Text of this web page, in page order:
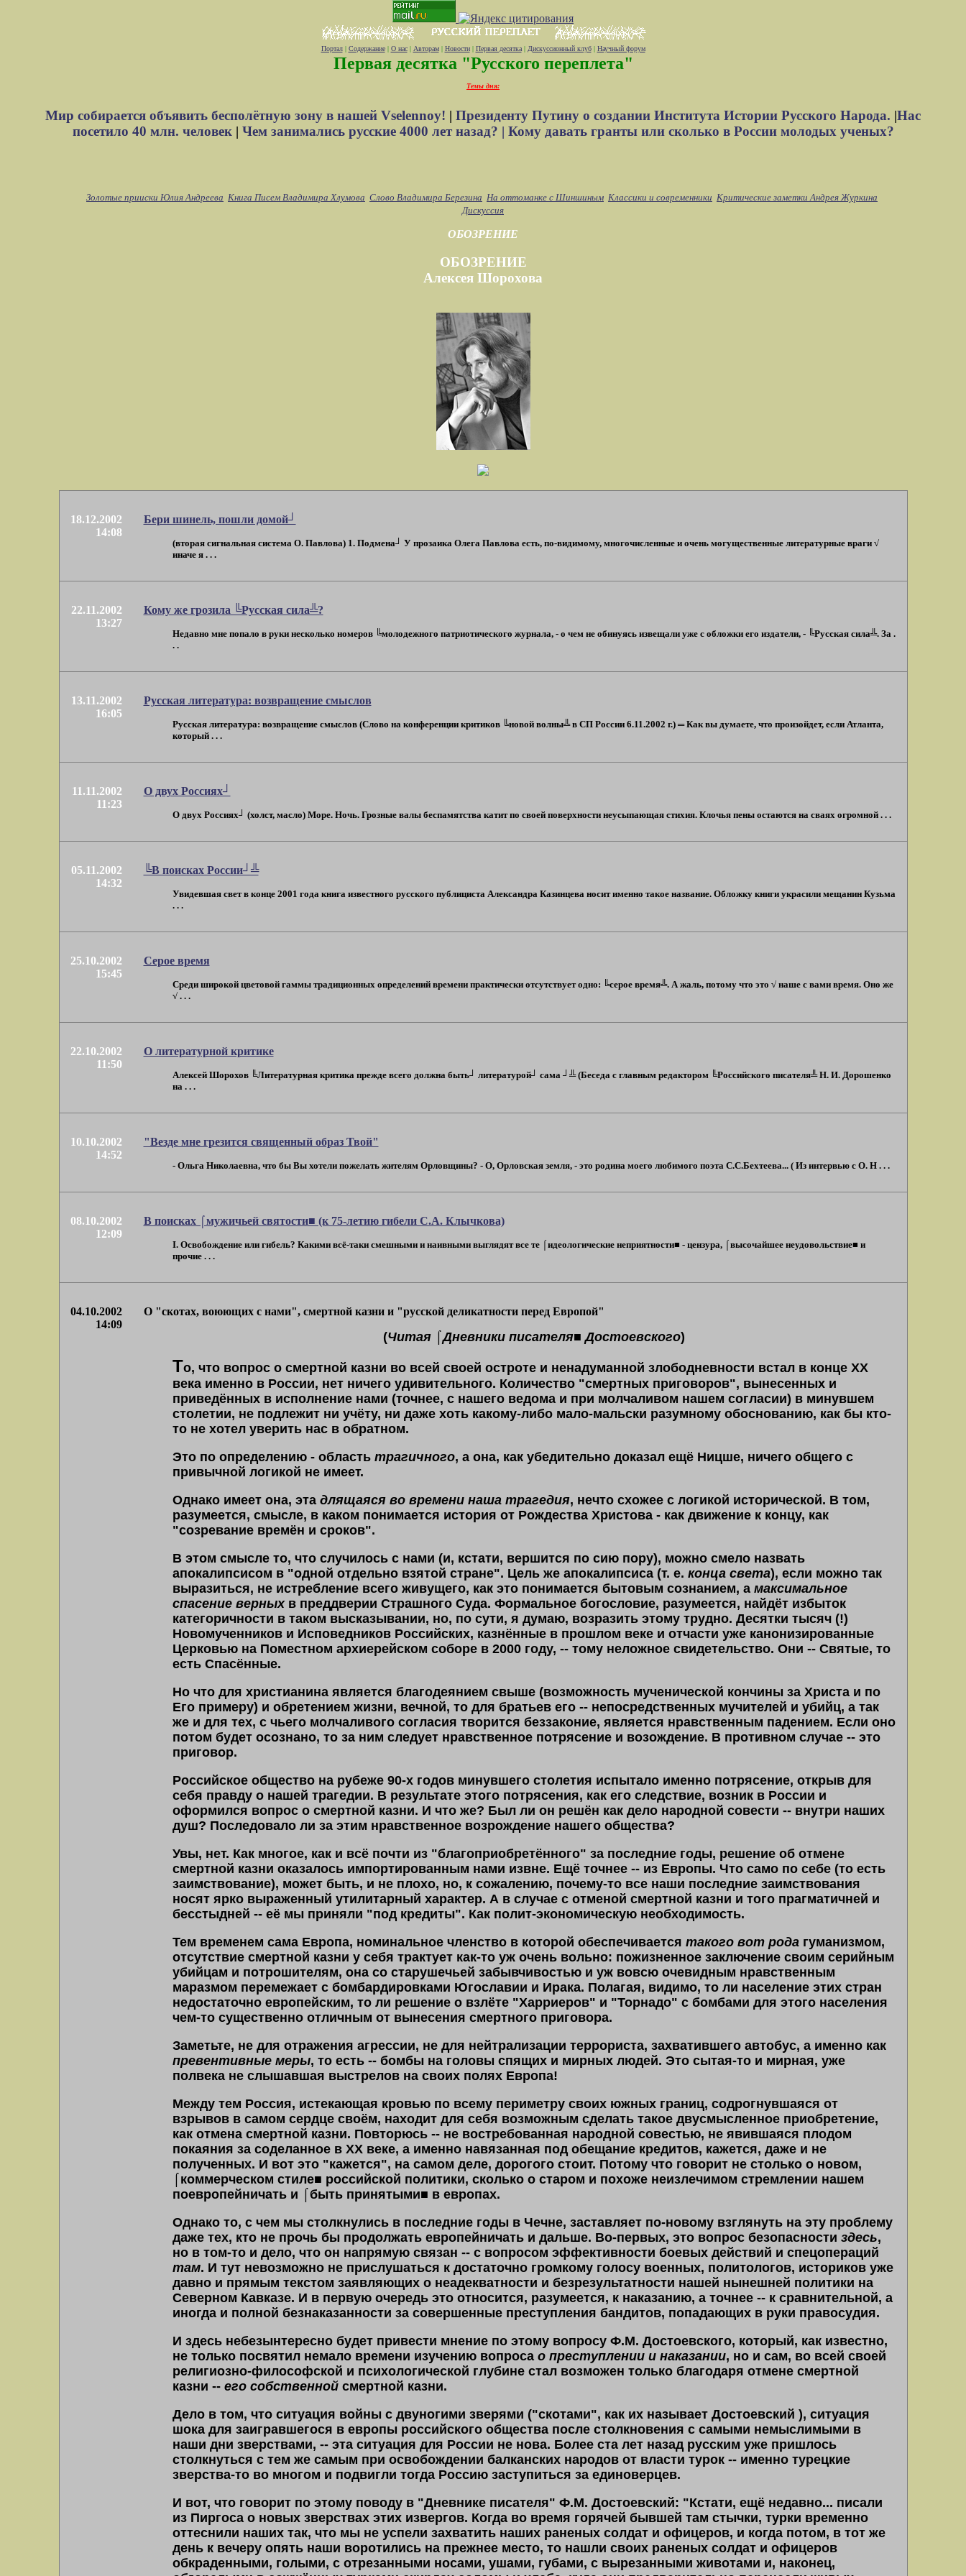
Портал| Содержание| О нас| Авторам| Новости| Первая десятка| Дискуссионный клуб| Научный форум
Первая десятка "Русского переплета"
Темы дня:
Мир собирается объявить бесполётную зону в нашей Vselennoy! | Президенту Путину о создании Института Истории Русского Народа. |Нас
посетило 40 млн. человек| Чем занимались русские 4000 лет назад? | Кому давать гранты или сколько в России молодых ученых?
Золотые прииски Юлия Андреева Книга Писем Владимира Хлумова Слово Владимира Березина На оттоманке с Шиншиным Классики и современники Критические заметки Андрея Журкина
Дискуссия
ОБОЗРЕНИЕ
ОБОЗРЕНИЕ
Алексея Шорохова
18.12.2002
14:08
Бери шинель, пошли домой┘
(вторая сигнальная система О. Павлова) 1. Подмена┘ У прозаика Олега Павлова есть, по-видимому, многочисленные и очень могущественные литературные враги √
иначе я . . .
22.11.2002
13:27
Кому же грозила ╚Русская сила╩?
Недавно мне попало в руки несколько номеров ╚молодежного патриотического журнала, - о чем не обинуясь извещали уже с обложки его издатели, - ╚Русская сила╩. За .
. .
13.11.2002
16:05
Русская литература: возвращение смыслов
Русская литература: возвращение смыслов (Слово на конференции критиков ╚новой волны╩ в СП России 6.11.2002 г.) ═ Как вы думаете, что произойдет, если Атланта,
который . . .
11.11.2002
11:23
О двух Россиях┘
О двух Россиях┘ (холст, масло) Море. Ночь. Грозные валы беспамятства катит по своей поверхности неусыпающая стихия. Клочья пены остаются на сваях огромной . . .
05.11.2002
14:32
╚В поисках России┘╩
Увидевшая свет в конце 2001 года книга известного русского публициста Александра Казинцева носит именно такое название. Обложку книги украсили мещанин Кузьма
. . .
25.10.2002
15:45
Серое время
Среди широкой цветовой гаммы традиционных определений времени практически отсутствует одно: ╚серое время╩. А жаль, потому что это √ наше с вами время. Оно же
√ . . .
22.10.2002
11:50
О литературной критике
Алексей Шорохов ╚Литературная критика прежде всего должна быть┘ литературой┘ сама ┘╩ (Беседа с главным редактором ╚Российского писателя╩ Н. И. Дорошенко
на . . .
10.10.2002
14:52
"Везде мне грезится священный образ Твой"
- Ольга Николаевна, что бы Вы хотели пожелать жителям Орловщины? - О, Орловская земля, - это родина моего любимого поэта С.С.Бехтеева... ( Из интервью с О. Н . . .
08.10.2002
12:09
В поисках ⌠мужичьей святости■ (к 75-летию гибели С.А. Клычкова)
I. Освобождение или гибель? Какими всё-таки смешными и наивными выглядят все те ⌠идеологические неприятности■ - цензура, ⌠высочайшее неудовольствие■ и
прочие . . .
04.10.2002
14:09
О "скотах, воюющих с нами", смертной казни и "русской деликатности перед Европой"
(Читая ⌠Дневники писателя■ Достоевского)
То, что вопрос о смертной казни во всей своей остроте и ненадуманной злободневности встал в конце XX
века именно в России, нет ничего удивительного. Количество "смертных приговоров", вынесенных и
приведённых в исполнение нами (точнее, с нашего ведома и при молчаливом нашем согласии) в минувшем
столетии, не подлежит ни учёту, ни даже хоть какому-либо мало-мальски разумному обоснованию, как бы кто-
то не хотел уверить нас в обратном.
Это по определению - область трагичного, а она, как убедительно доказал ещё Ницше, ничего общего с
привычной логикой не имеет.
Однако имеет она, эта длящаяся во времени наша трагедия, нечто схожее с логикой исторической. В том,
разумеется, смысле, в каком понимается история от Рождества Христова - как движение к концу, как
"созревание времён и сроков".
В этом смысле то, что случилось с нами (и, кстати, вершится по сию пору), можно смело назвать
апокалипсисом в "одной отдельно взятой стране". Цель же апокалипсиса(т. е. конца света), если можно так
выразиться, не истребление всего живущего, как это понимается бытовым сознанием, а максимальное
спасение верныхв преддверии Страшного Суда. Формальное богословие, разумеется, найдёт избыток
категоричности в таком высказывании, но, по сути, я думаю, возразить этому трудно. Десятки тысяч (!)
Новомученников и Исповедников Российских, казнённые в прошлом веке и отчасти уже канонизированные
Церковью на Поместном архиерейском соборе в 2000 году, -- тому неложное свидетельство. Они -- Святые, то
есть Спасённые.
Но что для христианина является благодеянием свыше (возможность мученической кончины за Христа и по
Его примеру) и обретением жизни, вечной, то для братьев его -- непосредственных мучителей и убийц, а так
же и для тех, с чьего молчаливого согласия творится беззаконие, является нравственным падением. Если оно
потом будет осознано, то за ним следует нравственное потрясение и возождение. В противном случае -- это
приговор.
Российское общество на рубеже 90-х годов минувшего столетия испытало именно потрясение, открыв для
себя правду о нашей трагедии. В результате этого потрясения, как его следствие, возник в России и
оформился вопрос о смертной казни. И что же? Был ли он решён как дело народной совести -- внутри наших
душ? Последовало ли за этим нравственное возрождение нашего общества?
Увы, нет. Как многое, как и всё почти из "благоприобретённого" за последние годы, решение об отмене
смертной казни оказалось импортированным нами извне. Ещё точнее -- из Европы. Что само по себе (то есть
заимствование), может быть, и не плохо, но, к сожалению, почему-то все наши последние заимствования
носят ярко выраженный утилитарный характер. А в случае с отменой смертной казни и того прагматичней и
бесстыдней --её мы приняли "под кредиты". Как полит-экономическую необходимость.
Тем временем сама Европа, номинальное членство в которой обеспечивается такого вот родагуманизмом,
отсутствие смертной казни у себя трактует как-то уж очень вольно: пожизненное заключение своим серийным
убийцам и потрошителям, она со старушечьей забывчивостью и уж вовсю очевидным нравственным
маразмом перемежает с бомбардировками Югославии и Ирака. Полагая, видимо, то ли население этих стран
недостаточно европейским, то ли решение о взлёте "Харриеров" и "Торнадо" с бомбами для этого населения
чем-то существенно отличным от вынесения смертного приговора.
Заметьте, не для отражения агрессии, не для нейтрализации террориста, захватившего автобус, а именно как
превентивные меры, то есть -- бомбы на головы спящих и мирных людей. Это сытая-то и мирная, уже
полвека не слышавшая выстрелов на своих полях Европа!
Между тем Россия, истекающая кровью по всему периметру своих южных границ, содрогнувшаяся от
взрывов в самом сердце своём, находит для себя возможным сделать такое двусмысленное приобретение,
как отмена смертной казни. Повторюсь -- не востребованная народной совестью, не явившаяся плодом
покаяния за соделанное в XX веке, а именно навязанная под обещание кредитов, кажется, даже и не
полученных. И вот это "кажется", на самом деле, дорогого стоит. Потому что говорит не столько о новом,
⌠коммерческом стиле■ российской политики, сколько о старом и похоже неизлечимом стремлении нашем
поевропейничать и ⌠быть принятыми■ в европах.
Однако то, с чем мы столкнулись в последние годы в Чечне, заставляет по-новому взглянуть на эту проблему
даже тех, кто не прочь бы продолжать европейничать и дальше. Во-первых, это вопрос безопасности здесь,
но в том-то и дело, что он напрямую связан -- с вопросом эффективности боевых действий и спецопераций
там. И тут невозможно не прислушаться к достаточно громкому голосу военных, политологов, историков уже
давно и прямым текстом заявляющих о неадекватности и безрезультатности нашей нынешней политики на
Северном Кавказе. И в первую очередь это относится, разумеется, к наказанию, а точнее -- к сравнительной, а
иногда и полной безнаказанности за совершенные преступления бандитов, попадающих в руки правосудия.
И здесь небезынтересно будет привести мнение по этому вопросу Ф.М. Достоевского, который, как известно,
не только посвятил немало времени изучению вопроса о преступлении и наказании, но и сам, во всей своей
религиозно-философской и психологической глубине стал возможен только благодаря отмене смертной
казни -- его собственной смертной казни.
Дело в том, что ситуация войны с двуногими зверями ("скотами", как их называет Достоевский ), ситуация
шока для заигравшегося в европы российского общества после столкновения с самыми немыслимыми в
наши дни зверствами, -- эта ситуация для России не нова. Более ста лет назад русским уже пришлось
столкнуться с тем же самым при освобождении балканских народов от власти турок -- именно турецкие
зверства-то во многом и подвигли тогда Россию заступиться за единоверцев.
И вот, что говорит по этому поводу в "Дневнике писателя" Ф.М. Достоевский: "Кстати, ещё недавно... писали
из Пиргоса о новых зверствах этих извергов. Когда во время горячей бывшей там стычки, турки временно
оттеснили наших так, что мы не успели захватить наших раненых солдат и офицеров, и когда потом, в тот же
день к вечеру опять наши воротились на прежнее место, то нашли своих раненых солдат и офицеров
обкраденными, голыми, с отрезанными носами, ушами, губами, с вырезанными животами и, наконец,